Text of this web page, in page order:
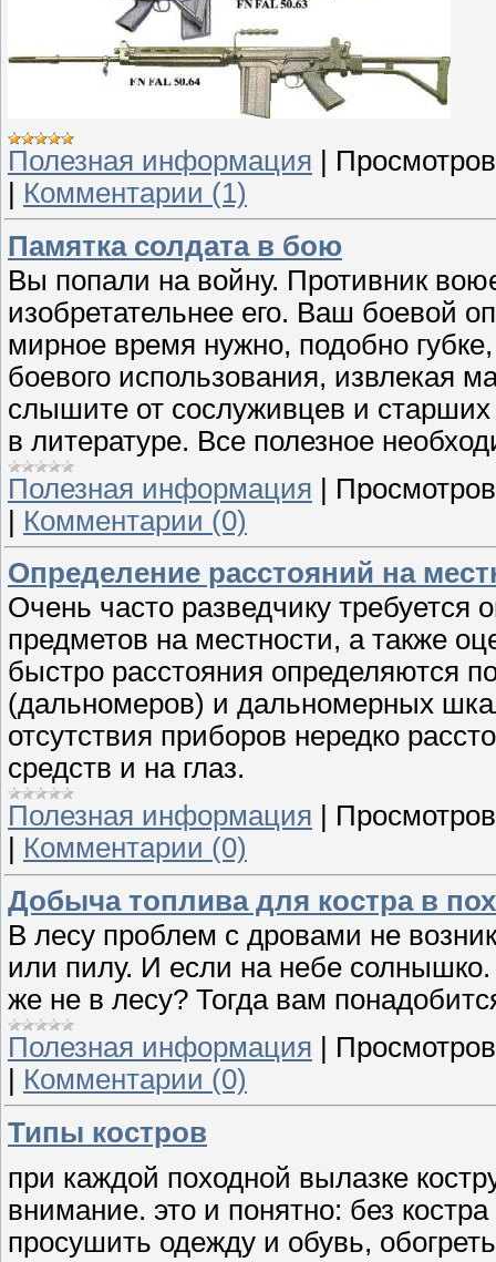
Полезная информация
Комментарии (1)
Памятка солдата в бою
Вы попали на войну. Противник
изобретательнее его. Ваш боевой
мирное время нужно, подобно
боевого использования, извлекая
слышите от сослуживцев и
в литературе. Все полезное
Полезная информация |
| Комментарии (0)
Определение расстояний на
Очень часто разведчику требуется
предметов на местности, а также
быстро расстояния определяются
(дальномеров) и дальномерных
отсутствия приборов нередко
средств и на глаз.
Полезная информация
Комментарии (0)
Добыча топлива для костра в
В лесу проблем с дровами не
или пилу. И если на небе
же не в лесу? Тогда вам
Полезная информация
Комментарии (0)
Типы костров
при каждой походной вылазке
внимание. это и понятно: без
просушить одежду и обувь,